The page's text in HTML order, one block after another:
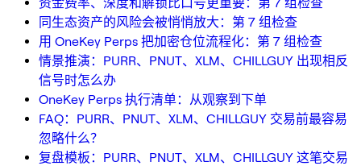
同生态资产的风险会被悄悄放大：第 7 组检查
用 OneKey Perps 把加密仓位流程化：第 7 组检查
情景推演：PURR、PNUT、XLM、CHILLGUY 出现相反
信号时怎么办
OneKey Perps 执行清单：从观察到下单
FAQ：PURR、PNUT、XLM、CHILLGUY 交易前最容易
忽略什么？
复盘模板：PURR、PNUT、XLM、CHILLGUY 这笔交易